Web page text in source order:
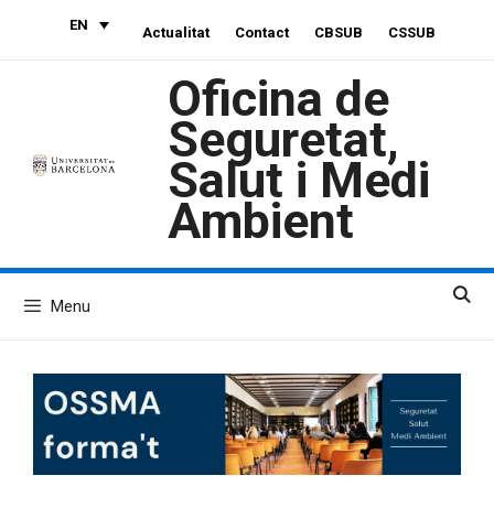
EN Actualitat Contact CBSUB CSSUB
Oficina de
Seguretat,
Salut i Medi
Ambient
Menu